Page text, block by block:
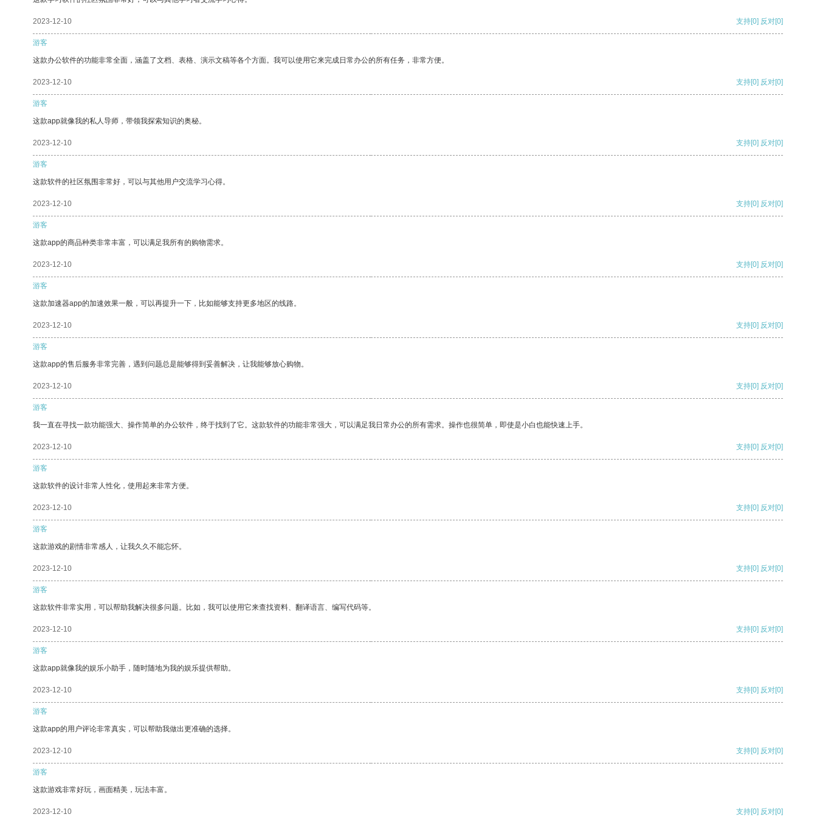
2023-12-10 支持[0] 反对[0]
游客
这款办公软件的功能非常全面，涵盖了文档、表格、演示文稿等各个方面。我可以使用它来完成日常办公的所有任务，非常方便。
2023-12-10 支持[0] 反对[0]
游客
这款app就像我的私人导师，带领我探索知识的奥秘。
2023-12-10 支持[0] 反对[0]
游客
这款软件的社区氛围非常好，可以与其他用户交流学习心得。
2023-12-10 支持[0] 反对[0]
游客
这款app的商品种类非常丰富，可以满足我所有的购物需求。
2023-12-10 支持[0] 反对[0]
游客
这款加速器app的加速效果一般，可以再提升一下，比如能够支持更多地区的线路。
2023-12-10 支持[0] 反对[0]
游客
这款app的售后服务非常完善，遇到问题总是能够得到妥善解决，让我能够放心购物。
2023-12-10 支持[0] 反对[0]
游客
我一直在寻找一款功能强大、操作简单的办公软件，终于找到了它。这款软件的功能非常强大，可以满足我日常办公的所有需求。操作也很简单，即使是小白也能快速上手。
2023-12-10 支持[0] 反对[0]
游客
这款软件的设计非常人性化，使用起来非常方便。
2023-12-10 支持[0] 反对[0]
游客
这款游戏的剧情非常感人，让我久久不能忘怀。
2023-12-10 支持[0] 反对[0]
游客
这款软件非常实用，可以帮助我解决很多问题。比如，我可以使用它来查找资料、翻译语言、编写代码等。
2023-12-10 支持[0] 反对[0]
游客
这款app就像我的娱乐小助手，随时随地为我的娱乐提供帮助。
2023-12-10 支持[0] 反对[0]
游客
这款app的用户评论非常真实，可以帮助我做出更准确的选择。
2023-12-10 支持[0] 反对[0]
游客
这款游戏非常好玩，画面精美，玩法丰富。
2023-12-10 支持[0] 反对[0]